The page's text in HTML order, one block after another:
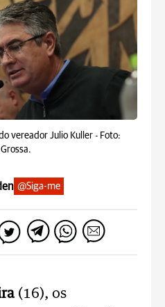
vereador Julio Kuller - Foto:
@Siga-me
(16), os